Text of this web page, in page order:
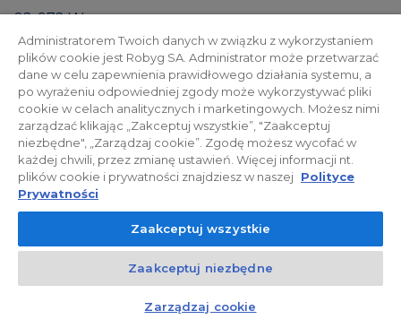
02-972 Warszawa
NIP: 9512575814
Prospekt informacyjny | JLL
WIZUALIZACJE OSIEDLA
Galeria inwestycji
Czat z doradcą
Administratorem Twoich danych w związku z wykorzystaniem
plików cookie jest Robyg SA. Administrator może przetwarzać
dane w celu zapewnienia prawidłowego działania systemu, a
po wyrażeniu odpowiedniej zgody może wykorzystywać pliki
cookie w celach analitycznych i marketingowych. Możesz nimi
zarządzać klikając „Zakceptuj wszystkie”, "Zaakceptuj
niezbędne", „Zarządzaj cookie”. Zgodę możesz wycofać w
każdej chwili, przez zmianę ustawień. Więcej informacji nt.
plików cookie i prywatności znajdziesz w naszej Polityce
Prywatności
Zaakceptuj wszystkie
Zaakceptuj niezbędne
Zarządzaj cookie